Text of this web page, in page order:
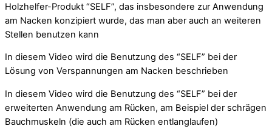
Holzhelfer-Produkt “SELF”, das insbesondere zur Anwendung
am Nacken konzipiert wurde, das man aber auch an weiteren
Stellen benutzen kann
In diesem Video wird die Benutzung des “SELF” bei der
Lösung von Verspannungen am Nacken beschrieben
In diesem Video wird die Benutzung des “SELF” bei der
erweiterten Anwendung am Rücken, am Beispiel der schrägen
Bauchmuskeln (die auch am Rücken entlanglaufen)